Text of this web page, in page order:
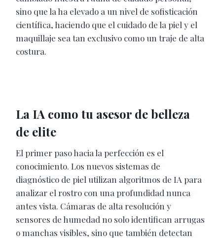
sino que la ha elevado a un nivel de sofisticación
científica, haciendo que el cuidado de la piel y el
maquillaje sea tan exclusivo como un traje de alta
costura.
La IA como tu asesor de belleza
de elite
El primer paso hacia la perfección es el
conocimiento. Los nuevos sistemas de
diagnóstico de piel utilizan algoritmos de IA para
analizar el rostro con una profundidad nunca
antes vista. Cámaras de alta resolución y
sensores de humedad no solo identifican arrugas
o manchas visibles, sino que también detectan